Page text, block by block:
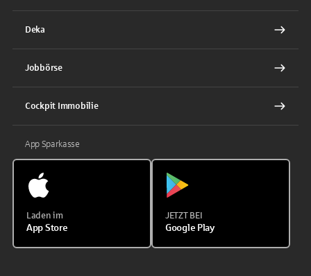
Deka
Jobbörse
Cockpit Immobilie
App Sparkasse
Laden im
App Store
JETZT BEI
Google Play